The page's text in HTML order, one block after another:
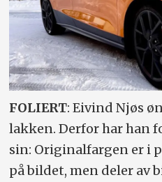
FOLIERT: Eivind Njøs
lakken. Derfor har han
sin: Originalfargen er i
på bildet, men deler av